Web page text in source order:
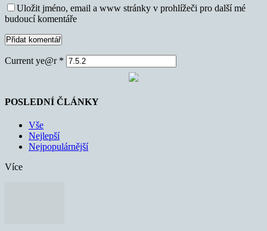
Uložit jméno, email a www stránky v prohlížeči pro další mé
budoucí komentáře
Current ye@r *
POSLEDNÍ ČLÁNKY
Vše
Nejlepší
Nejpopulárnější
Více